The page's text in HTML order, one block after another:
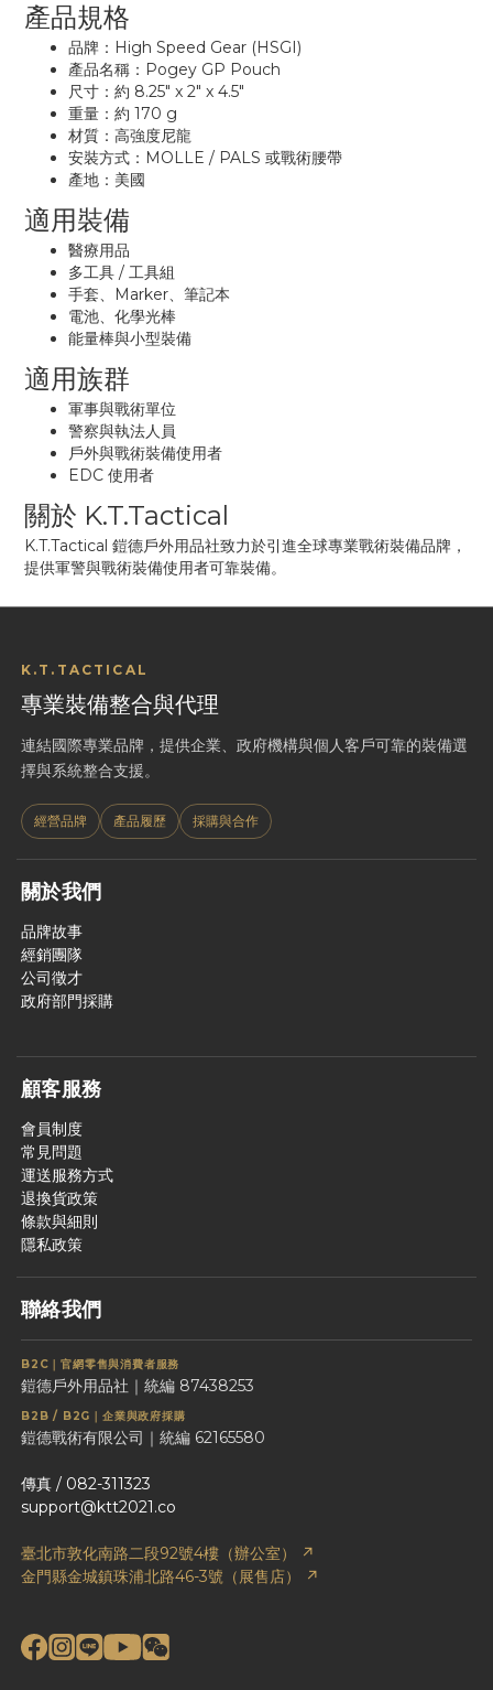
產品規格
品牌：High Speed Gear (HSGI)
產品名稱：Pogey GP Pouch
尺寸：約 8.25" x 2" x 4.5"
重量：約 170 g
材質：高強度尼龍
安裝方式：MOLLE / PALS 或戰術腰帶
產地：美國
適用裝備
醫療用品
多工具 / 工具組
手套、Marker、筆記本
電池、化學光棒
能量棒與小型裝備
適用族群
軍事與戰術單位
警察與執法人員
戶外與戰術裝備使用者
EDC 使用者
關於 K.T.Tactical
K.T.Tactical 鎧德戶外用品社致力於引進全球專業戰術裝備品牌，
提供軍警與戰術裝備使用者可靠裝備。
K.T.TACTICAL
專業裝備整合與代理
連結國際專業品牌，提供企業、政府機構與個人客戶可靠的裝備選
擇與系統整合支援。
經營品牌 產品履歷 採購與合作
關於我們
品牌故事
經銷團隊
公司徵才
政府部門採購
顧客服務
會員制度
常見問題
運送服務方式
退換貨政策
條款與細則
隱私政策
聯絡我們
B2C｜官網零售與消費者服務
鎧德戶外用品社｜統編 87438253
B2B / B2G｜企業與政府採購
鎧德戰術有限公司｜統編 62165580
傳真 / 082-311323
support@ktt2021.co
臺北市敦化南路二段92號4樓（辦公室） ↗
金門縣金城鎮珠浦北路46-3號（展售店） ↗